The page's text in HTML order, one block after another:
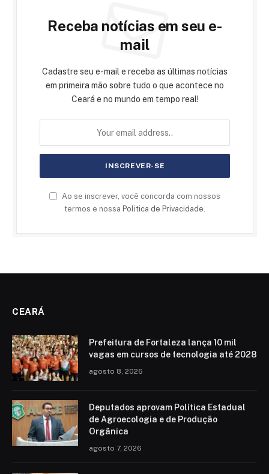
Receba notícias em seu e-
mail
Cadastre seu e-mail e receba as últimas notícias
em primeira mão sobre tudo o que acontece no
Ceará e no mundo em tempo real!
Ao se inscrever, você concorda com nossos
termos e nossa Politica de Privacidade
CEARÁ
Prefeitura de Fortaleza lança 10 mil
vagas em cursos de tecnologia até 2028
agosto 8, 2026
Deputados aprovam Política Estadual
de Agroecologia e de Produção
Orgânica
agosto 7, 2026